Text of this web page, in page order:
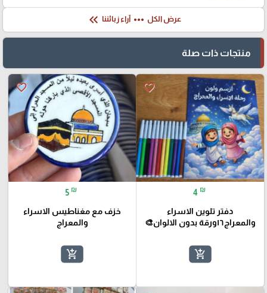
عرض الكل more_horiz آراء زبائننا keyboard_double_arrow_left
منتجات ذات صلة
favorite_border
4 ₪
دفتر تلوين الاسراء
والمعراج١٦ورقة بدون الالوان🎨
add_shopping_cart
favorite_border
5 ₪
خزف مع مغناطيس الاسراء
والمعراج
add_shopping_cart